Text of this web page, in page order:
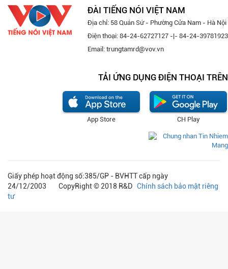
ĐÀI TIẾNG NÓI VIỆT NAM
Địa chỉ: 58 Quán Sứ - Phường Cửa Nam - Hà Nội
Điện thoại: 84-24-62727127 -|- 84-24-39781923
Email: trungtamrd@vov.vn
TẢI ỨNG DỤNG ĐIỆN THOẠI TRÊN
CH Play
App Store
Giấy phép hoạt động số:385/GP - BVHTT cấp ngày
24/12/2003 CopyRight © 2018 R&D Chính sách bảo mật riêng
tư